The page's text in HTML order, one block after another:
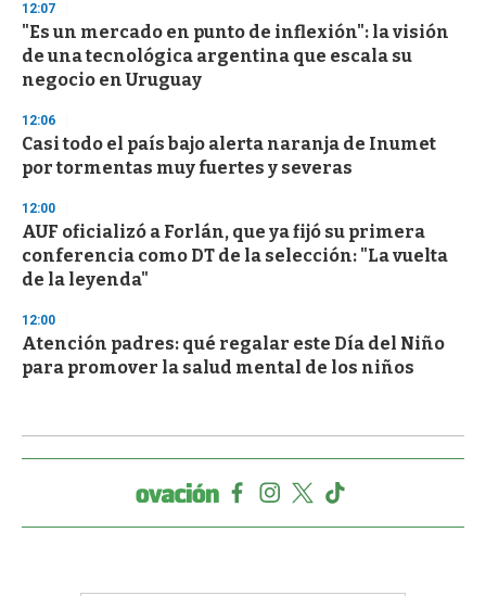
12:07
"Es un mercado en punto de inflexión": la visión
de una tecnológica argentina que escala su
negocio en Uruguay
12:06
Casi todo el país bajo alerta naranja de Inumet
por tormentas muy fuertes y severas
12:00
AUF oficializó a Forlán, que ya fijó su primera
conferencia como DT de la selección: "La vuelta
de la leyenda"
12:00
Atención padres: qué regalar este Día del Niño
para promover la salud mental de los niños